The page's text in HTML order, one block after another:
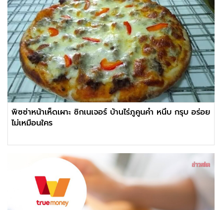
พิซซ่าหน้าเห็ดเผาะ ซิกเนเจอร์ บ้านไร่ภูคูนคำ หนึบ กรุบ อร่อย
ไม่เหมือนใคร